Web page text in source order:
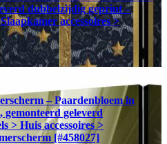
dubbelzijdig geprint –
accessoires >
– Paardenbloem in
gemonteerd geleverd
> Huis accessoires >
[#458027]